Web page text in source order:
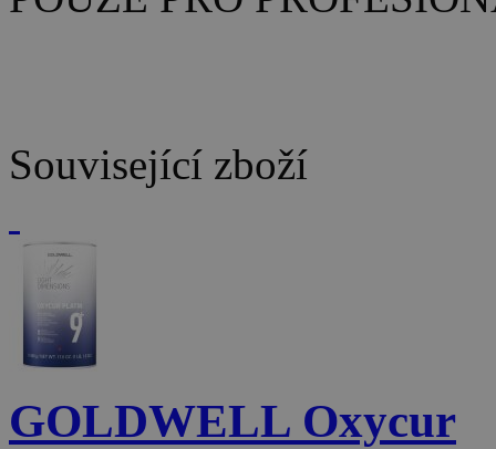
Související zboží
GOLDWELL Oxycur